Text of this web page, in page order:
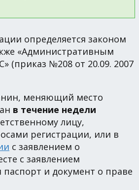
определяется законом
«Административным
(приказ №208 от 20.09. 2007
меняющий место
в течение недели
лицу,
регистрации, или в
с заявлением о
с заявлением
паспорт и документ о праве